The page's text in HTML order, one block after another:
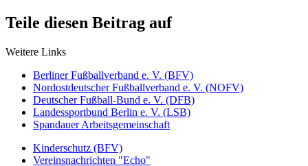
Teile diesen Beitrag auf
Weitere Links
Berliner Fußballverband e. V. (BFV)
Nordostdeutscher Fußballverband e. V. (NOFV)
Deutscher Fußball-Bund e. V. (DFB)
Landessportbund Berlin e. V. (LSB)
Spandauer Arbeitsgemeinschaft
Kinderschutz (BFV)
Vereinsnachrichten "Echo"